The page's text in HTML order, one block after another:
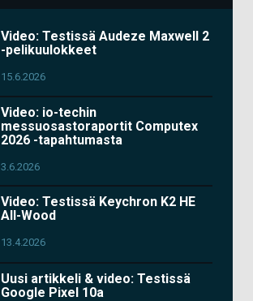
Video: Testissä Audeze Maxwell 2
-pelikuulokkeet
15.6.2026
Video: io-techin
messuosastoraportit Computex
2026 -tapahtumasta
3.6.2026
Video: Testissä Keychron K2 HE
All-Wood
13.4.2026
Uusi artikkeli & video: Testissä
Google Pixel 10a